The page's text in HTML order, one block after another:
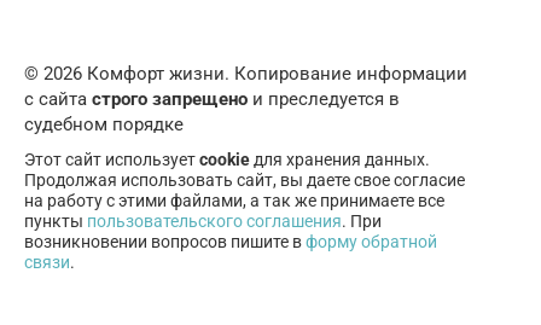
© 2026 Комфорт жизни. Копирование информации
с сайта строго запрещено и преследуется в
судебном порядке
Этот сайт используетcookie для хранения данных.
Продолжая использовать сайт, вы даете свое согласие
на работу с этими файлами, а так же принимаете все
пункты пользовательского соглашения. При
возникновении вопросов пишите вформу обратной
связи.